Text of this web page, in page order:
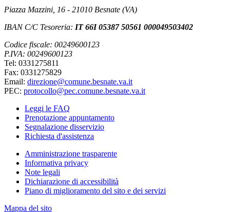
Piazza Mazzini, 16 - 21010 Besnate (VA)
IBAN C/C Tesoreria: IT 66I 05387 50561 000049503402
Codice fiscale: 00249600123
P.IVA: 00249600123
Tel: 0331275811
Fax: 0331275829
Email: direzione@comune.besnate.va.it
PEC: protocollo@pec.comune.besnate.va.it
Leggi le FAQ
Prenotazione appuntamento
Segnalazione disservizio
Richiesta d'assistenza
Amministrazione trasparente
Informativa privacy
Note legali
Dichiarazione di accessibilità
Piano di miglioramento del sito e dei servizi
Mappa del sito